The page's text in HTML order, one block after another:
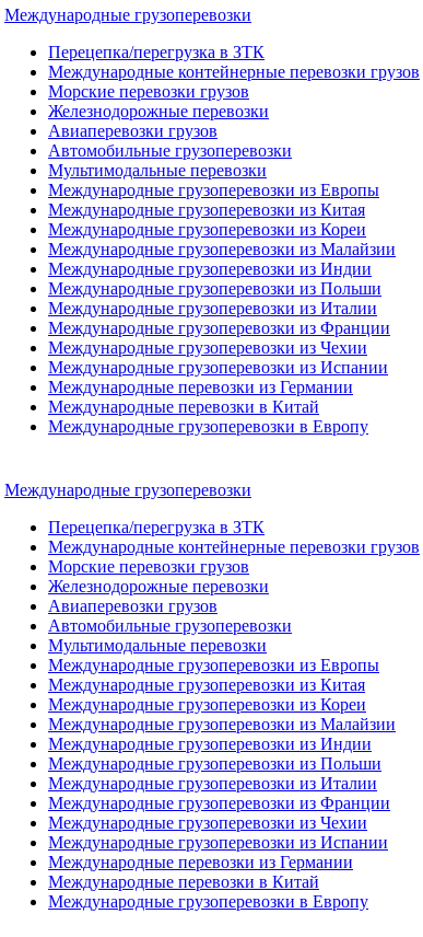
Международные грузоперевозки
Перецепка/перегрузка в ЗТК
Международные контейнерные перевозки грузов
Морские перевозки грузов
Железнодорожные перевозки
Авиаперевозки грузов
Автомобильные грузоперевозки
Мультимодальные перевозки
Международные грузоперевозки из Европы
Международные грузоперевозки из Китая
Международные грузоперевозки из Кореи
Международные грузоперевозки из Малайзии
Международные грузоперевозки из Индии
Международные грузоперевозки из Польши
Международные грузоперевозки из Италии
Международные грузоперевозки из Франции
Международные грузоперевозки из Чехии
Международные грузоперевозки из Испании
Международные перевозки из Германии
Международные перевозки в Китай
Международные грузоперевозки в Европу
Международные грузоперевозки
Перецепка/перегрузка в ЗТК
Международные контейнерные перевозки грузов
Морские перевозки грузов
Железнодорожные перевозки
Авиаперевозки грузов
Автомобильные грузоперевозки
Мультимодальные перевозки
Международные грузоперевозки из Европы
Международные грузоперевозки из Китая
Международные грузоперевозки из Кореи
Международные грузоперевозки из Малайзии
Международные грузоперевозки из Индии
Международные грузоперевозки из Польши
Международные грузоперевозки из Италии
Международные грузоперевозки из Франции
Международные грузоперевозки из Чехии
Международные грузоперевозки из Испании
Международные перевозки из Германии
Международные перевозки в Китай
Международные грузоперевозки в Европу